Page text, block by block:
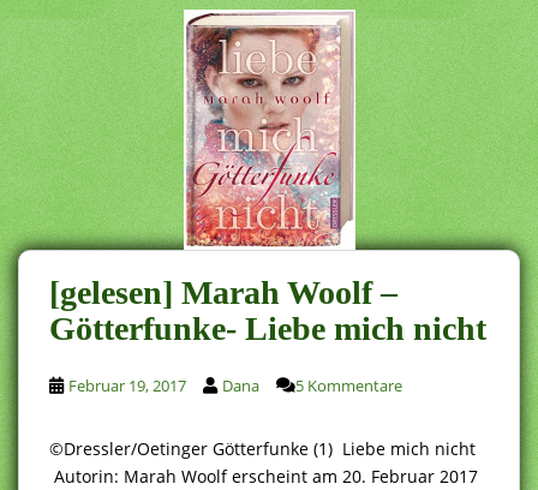
[gelesen] Marah Woolf –
Götterfunke- Liebe mich nicht
Februar 19, 2017 Dana 5 Kommentare
©Dressler/Oetinger Götterfunke (1) Liebe mich nicht
Autorin: Marah Woolf erscheint am 20. Februar 2017